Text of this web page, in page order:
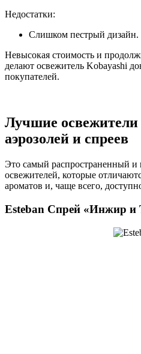
Недостатки:
Слишком пестрый дизайн.
Невысокая стоимость и
делают освежитель Kobayashi
покупателей.
Лучшие освежители
аэрозолей и спреев
Это самый распространенный
освежителей, которые
ароматов и, чаще всего,
Esteban Спрей «Инжир и